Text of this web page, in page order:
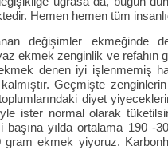
Hemen hemen tüm
değişimler ekmeğinde
ekmek zenginlik ve refahın
denen iyi işlenmemiş
Geçmişte
diyet
ister normal olarak
başına yılda ortalama 190 -
gram ekmek yiyoruz.